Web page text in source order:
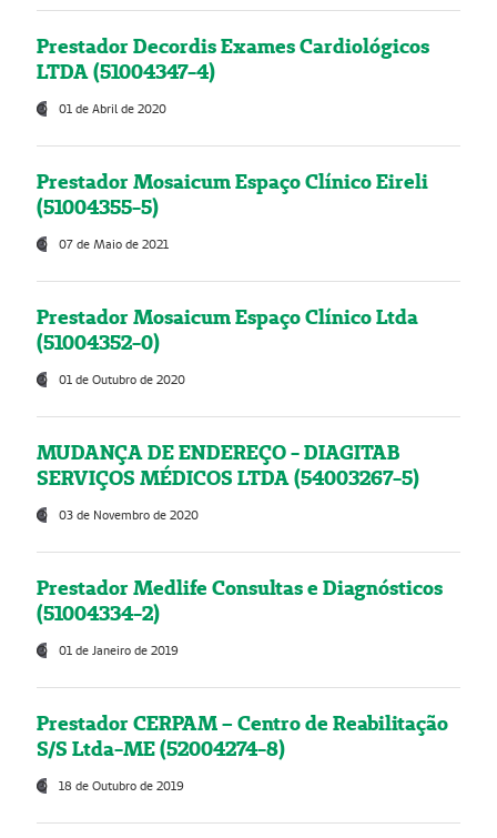
Prestador Decordis Exames Cardiológicos
LTDA (51004347-4)
01 de Abril de 2020
Prestador Mosaicum Espaço Clínico Eireli
(51004355-5)
07 de Maio de 2021
Prestador Mosaicum Espaço Clínico Ltda
(51004352-0)
01 de Outubro de 2020
MUDANÇA DE ENDEREÇO - DIAGITAB
SERVIÇOS MÉDICOS LTDA (54003267-5)
03 de Novembro de 2020
Prestador Medlife Consultas e Diagnósticos
(51004334-2)
01 de Janeiro de 2019
Prestador CERPAM – Centro de Reabilitação
S/S Ltda-ME (52004274-8)
18 de Outubro de 2019